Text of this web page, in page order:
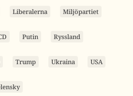
Liberalerna Miljöpartiet
Putin Ryssland
Trump Ukraina USA